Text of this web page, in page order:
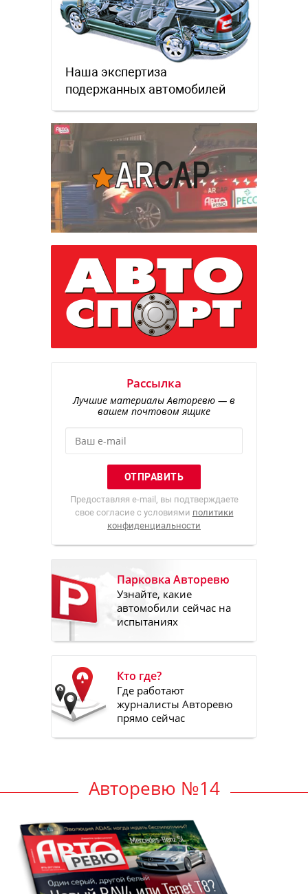
Наша экспертиза
подержанных автомобилей
Рассылка
Лучшие материалы Авторевю — в
вашем почтовом ящике
Предоставляя e-mail, вы подтверждаете
свое согласие с условиями политики
конфиденциальности
Парковка Авторевю
Узнайте, какие
автомобили сейчас на
испытаниях
Кто где?
Где работают
журналисты Авторевю
прямо сейчас
Авторевю №14